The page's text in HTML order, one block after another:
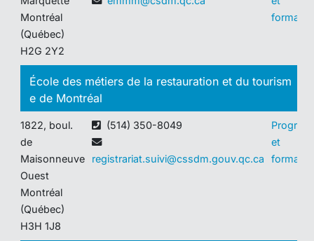
Montréal
(Québec)
H2G 2Y2
École des métiers de la restauration et du tourism
e de Montréal
1822, boul.
de
Maisonneuve
Ouest
Montréal
(Québec)
H3H 1J8
(514) 350-8049
registrariat.suivi@cssdm.gouv.qc.ca
et